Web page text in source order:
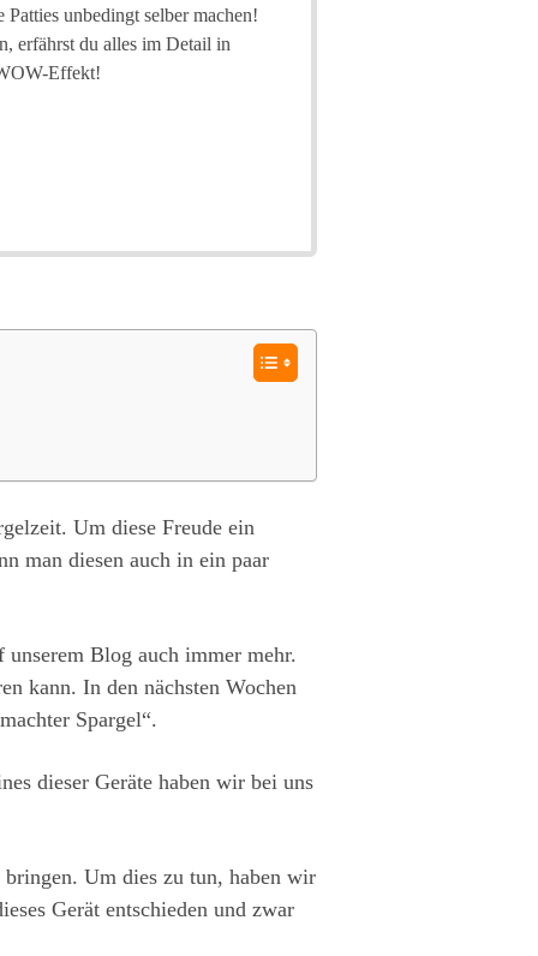
unbedingt selber machen!
erfährst du alles im Detail in
Effekt!
Um diese Freude ein
man diesen auch in ein paar
unserem Blog auch immer mehr.
kann. In den nächsten Wochen
Spargel“.
dieser Geräte haben wir bei uns
Um dies zu tun, haben wir
Gerät entschieden und zwar